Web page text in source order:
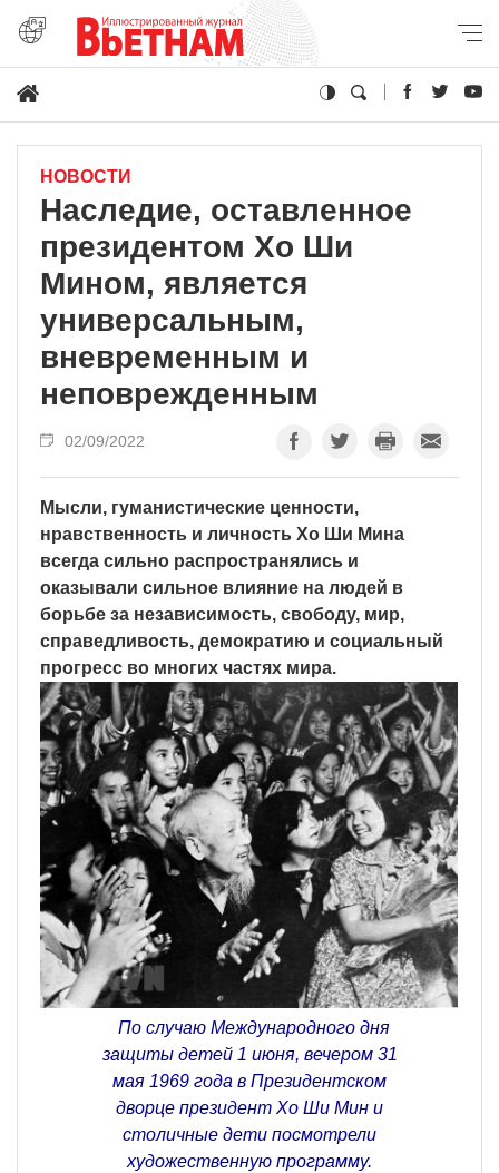
НОВОСТИ
Наследие, оставленное
президентом Хо Ши
Мином, является
универсальным,
вневременным и
неповрежденным
02/09/2022
Мысли, гуманистические ценности,
нравственность и личность Хо Ши Мина
всегда сильно распространялись и
оказывали сильное влияние на людей в
борьбе за независимость, свободу, мир,
справедливость, демократию и социальный
прогресс во многих частях мира.
По случаю Международного дня
защиты детей 1 июня, вечером 31
мая 1969 года в Президентском
дворце президент Хо Ши Мин и
столичные дети посмотрели
художественную программу.